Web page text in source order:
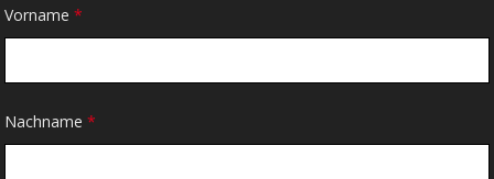
Vorname*
Nachname*